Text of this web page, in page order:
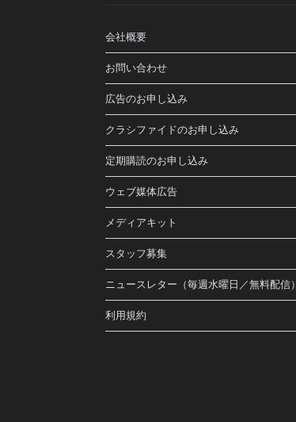
会社概要
お問い合わせ
広告のお申し込み
クラシファイドのお申し込み
定期購読のお申し込み
ウェブ媒体広告
メディアキット
スタッフ募集
ニュースレター（毎週水曜日／無料配信）
利用規約